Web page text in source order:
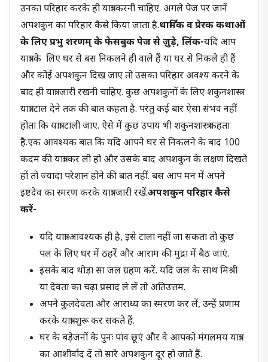
उनका परिहार करके ही यात्रा करनी चाहिए. अगले पेज पर जानें
अपशकुन का परिहार कैसे किया जाता है.धार्मिक व प्रेरक कथाओं
के लिए प्रभु शरणम् के फेसबुक पेज से जु़ड़े, लिंक-यदि आप
यात्रा के लिए घर से बस निकलने ही वाले हैं या घर से निकले ही हैं
और कोई अपशकुन दिख जाए तो उसका परिहार अवश्य करने के
बाद ही यात्रा जारी रखनी चाहिए. कुछ अपशकुनों के लिए शकुनशास्त्र
यात्रा टाल देने तक की बात कहता है. परंतु कई बार ऐसा संभव नहीं
होता कि यात्रा टाली जाए. ऐसे में कुछ उपाय भी शकुनशास्त्र कहता
है.एक आवश्यक बात कि यदि आपने घर से निकलने के बाद 100
कदम की यात्रा कर ली हो और उसके बाद अपशकुन के लक्षण दिखते
हों तो ज्यादा परेशान होने की बात नहीं. बस आप मन में अपने
इष्टदेव का स्मरण करके यात्रा जारी रखें.अपशकुन परिहार कैसे
करें-
यदि यात्रा आवश्यक ही है, इसे टाला नहीं जा सकता तो कुछ
पल के लिए घर में ठहरें और आराम की मुद्रा में बैठ जाएं.
इसके बाद थोड़ा सा जल ग्रहण करें. यदि जल के साथ मिश्री
या देवता का चढ़ा प्रसाद ले लें तो अतिउत्तम.
अपने कुलदेवता और आराध्य का स्मरण कर लें, उन्हें प्रणाम
करके यात्रा शुरू कर सकते हैं.
घर के बड़ेजनों के पुनः पांव छूएं और वे आपको मंगलमय यात्रा
का आशीर्वाद दें तो सारे अपशकुन दूर हो जाते हैं.